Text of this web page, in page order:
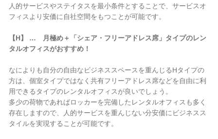
人的サービスやステイタスを最小条件とすることで、サービスオ
フィスより安価に自社空間をもつことが可能です。
【H】 … 月極め＋「シェア・フリーアドレス席」タイプのレン
タルオフィスがおすすめ！
なによりも自分の自由なビジネススペースを重んじるHタイプの
方は、個室タイプではなく共有フリーアドレス席などを自由に利
用できるタイプのレンタルオフィスが良いでしょう。
多少の荷物であればロッカーを完備したレンタルオフィスも多く
存在しますので、人的サービスを重んじない分安価にビジネスス
タイルを実現することが可能です。